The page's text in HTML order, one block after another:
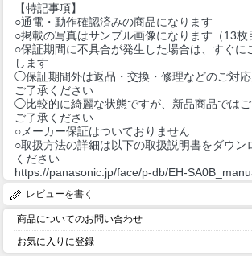
【特記事項】
○通電・動作確認済みの商品になります
○掲載の写真はサンプル画像になります（13枚
○保証期間に不具合が発生した場合は、すぐに
します
◯保証期間外は返品・交換・修理などのご対
ご了承ください
◯比較的に綺麗な状態ですが、新品商品では
ご了承ください
○メーカー保証はついておりません
○取扱方法の詳細は以下の取扱説明書をダウン
ください
https://panasonic.jp/face/p-db/EH-
レビューを書く
商品についてのお問い合わせ
お気に入りに登録